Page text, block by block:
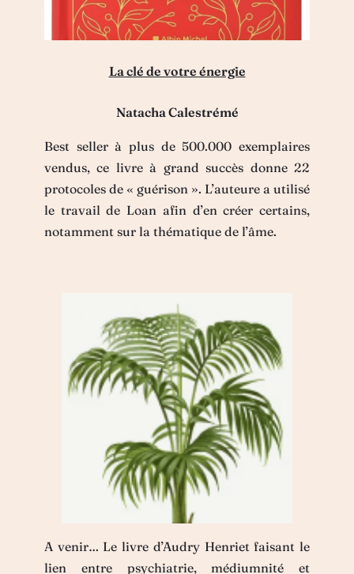
La clé de votre énergie
Natacha Calestrémé
Best seller à plus de 500.000 exemplaires
vendus, ce livre à grand succès donne 22
protocoles de « guérison ». L’auteure a utilisé
le travail de Loan afin d’en créer certains,
notamment sur la thématique de l’âme.
A venir… Le livre d’Audry Henriet faisant le
lien entre psychiatrie, médiumnité et